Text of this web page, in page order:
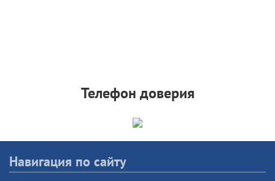
Телефон доверия
Навигация по сайту